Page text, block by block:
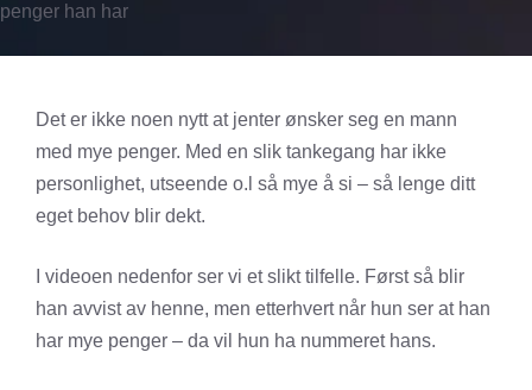
penger han har
Det er ikke noen nytt at jenter ønsker seg en mann
med mye penger. Med en slik tankegang har ikke
personlighet, utseende o.l så mye å si – så lenge ditt
eget behov blir dekt.
I videoen nedenfor ser vi et slikt tilfelle. Først så blir
han avvist av henne, men etterhvert når hun ser at han
har mye penger – da vil hun ha nummeret hans.